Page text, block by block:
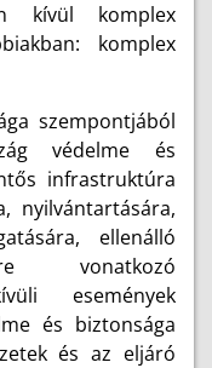
kívül komplex
komplex
szempontjából
védelme és
infrastruktúra
nyilvántartására,
ellenálló
vonatkozó
események
és biztonsága
és az eljáró